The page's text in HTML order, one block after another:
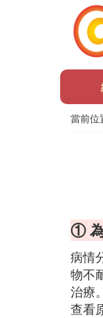
當前位
①
病情
物不
治療
查看